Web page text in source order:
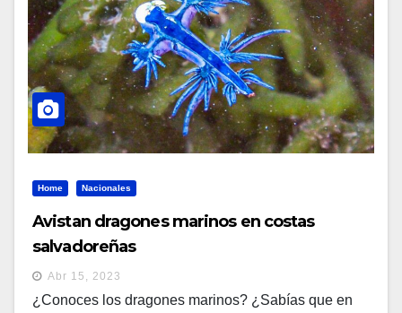
Home Nacionales
Avistan dragones marinos en costas
salvadoreñas
Abr 15, 2023
¿Conoces los dragones marinos? ¿Sabías que en